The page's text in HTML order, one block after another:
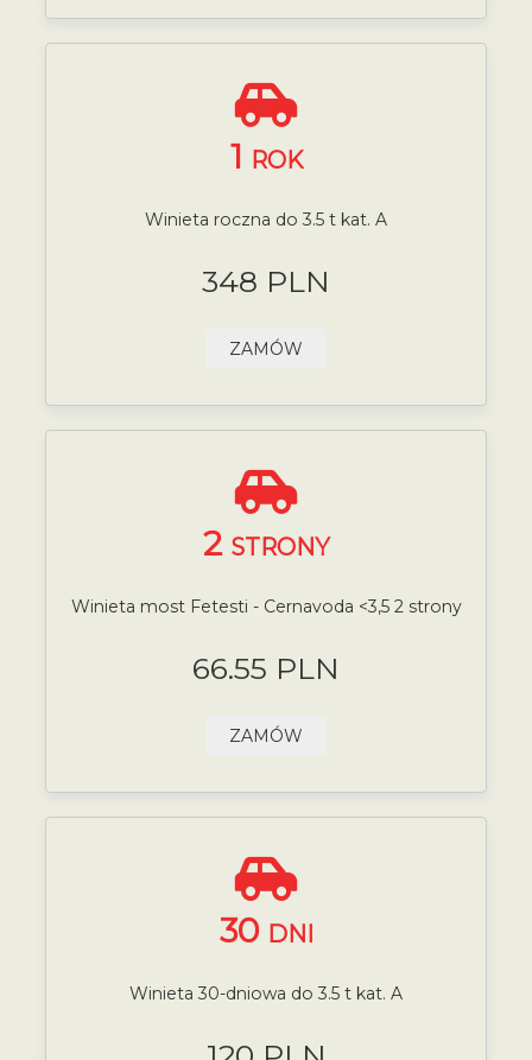
1 ROK
Winieta roczna do 3.5 t kat. A
348 PLN
ZAMÓW
2 STRONY
Winieta most Fetesti - Cernavoda <3,5 2 strony
66.55 PLN
ZAMÓW
30 DNI
Winieta 30-dniowa do 3.5 t kat. A